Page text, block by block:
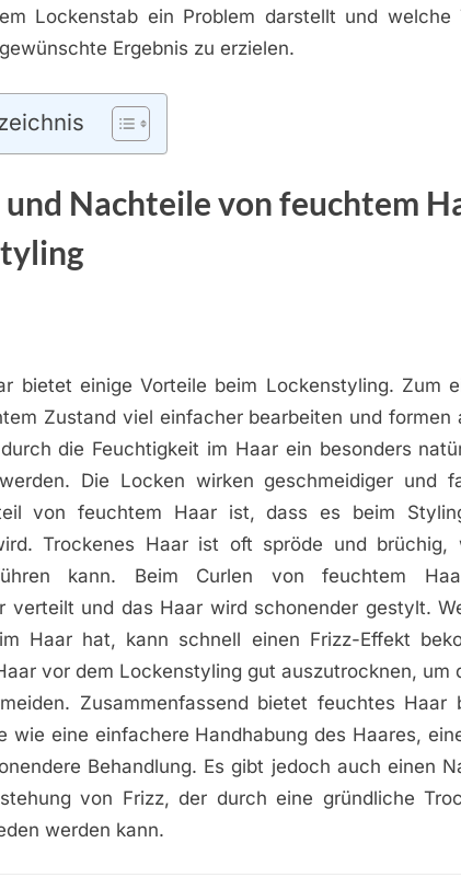
Lockenstab ein Problem darstellt und welche
Ergebnis zu erzielen.
Nachteile von feuchtem
bietet einige Vorteile beim Lockenstyling. Zum
Zustand viel einfacher bearbeiten und formen
die Feuchtigkeit im Haar ein besonders
Die Locken wirken geschmeidiger und
von feuchtem Haar ist, dass es beim
Trockenes Haar ist oft spröde und brüchig,
kann. Beim Curlen von feuchtem
verteilt und das Haar wird schonender gestylt.
Haar hat, kann schnell einen Frizz-Effekt
vor dem Lockenstyling gut auszutrocknen, um
Zusammenfassend bietet feuchtes Haar
wie eine einfachere Handhabung des Haares,
Behandlung. Es gibt jedoch auch einen
von Frizz, der durch eine gründliche
werden kann.